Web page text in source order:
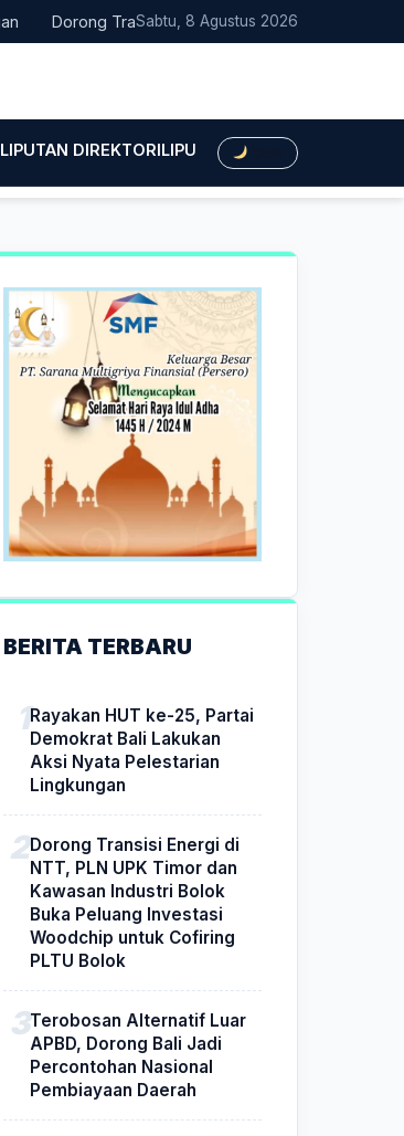
Dorong Transisi Energi di NTT, PLN UPK Timor dan
Sabtu, 8 Agustus 2026
LIPUTAN DIREKTORILIPUTAN HUKUMLIPUTAN
BERITA TERBARU
Rayakan HUT ke-25, Partai
Demokrat Bali Lakukan
Aksi Nyata Pelestarian
Lingkungan
Dorong Transisi Energi di
NTT, PLN UPK Timor dan
Kawasan Industri Bolok
Buka Peluang Investasi
Woodchip untuk Cofiring
PLTU Bolok
Terobosan Alternatif Luar
APBD, Dorong Bali Jadi
Percontohan Nasional
Pembiayaan Daerah